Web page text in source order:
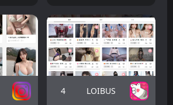
美腿”
键词聚集
进入网
标签快
片资
过聚合
并且没
视频播
角色还原摄影、游戏角色写
真以及各类高清图集资源，
并按照不同年龄分区、标签
和主题进行分类整理。用户
可以通过分类导航快速浏览
最新更新的图集内容，也可
通过搜索功能查找特定角
色、摄影师或模特作品。
4 LOIBUS